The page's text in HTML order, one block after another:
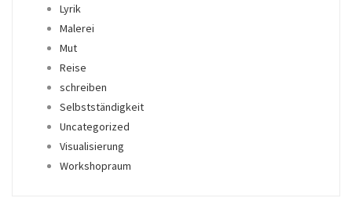
Lyrik
Malerei
Mut
Reise
schreiben
Selbstständigkeit
Uncategorized
Visualisierung
Workshopraum